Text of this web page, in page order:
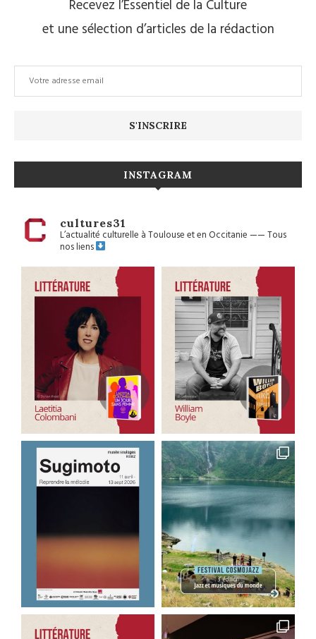
Recevez l’Essentiel de la Culture
et une sélection d’articles de la rédaction
INSTAGRAM
cultures31
L’actualité culturelle à Toulouse et en Occitanie——Tous
nos liens